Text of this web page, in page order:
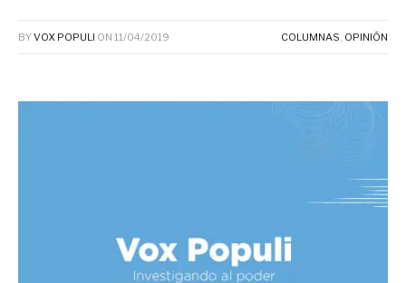
BYVOX POPULI ON 11/04/2019 COLUMNAS, OPINIÓN